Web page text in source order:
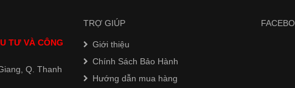
TƯ VÀ CÔNG
Q. Thanh
TRỢ GIÚP
Giới thiệu
Chính Sách Bảo Hành
Hướng dẫn mua hàng